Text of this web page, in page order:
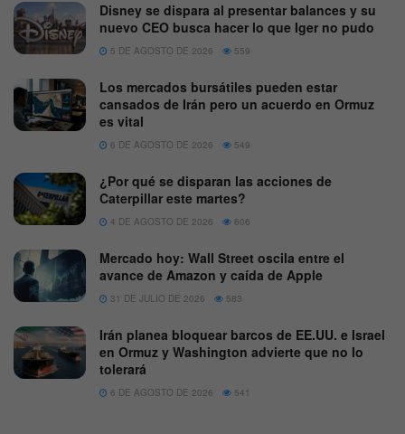
Disney se dispara al presentar balances y su
nuevo CEO busca hacer lo que Iger no pudo
5 DE AGOSTO DE 2026 559
Los mercados bursátiles pueden estar
cansados de Irán pero un acuerdo en Ormuz
es vital
6 DE AGOSTO DE 2026 549
¿Por qué se disparan las acciones de
Caterpillar este martes?
4 DE AGOSTO DE 2026 606
Mercado hoy: Wall Street oscila entre el
avance de Amazon y caída de Apple
31 DE JULIO DE 2026 583
Irán planea bloquear barcos de EE.UU. e Israel
en Ormuz y Washington advierte que no lo
tolerará
6 DE AGOSTO DE 2026 541